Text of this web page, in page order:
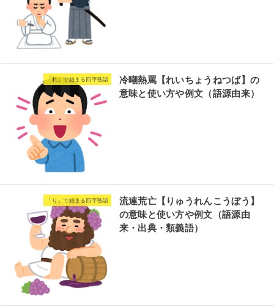
「れ」で始まる四字熟語
冷嘲熱罵【れいちょうねつば】の
意味と使い方や例文（語源由来）
「り」で始まる四字熟語
流連荒亡【りゅうれんこうぼう】
の意味と使い方や例文（語源由
来・出典・類義語）